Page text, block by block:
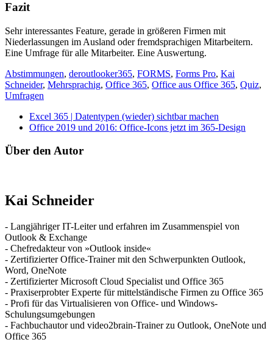
Fazit
Sehr interessantes Feature, gerade in größeren Firmen mit
Niederlassungen im Ausland oder fremdsprachigen Mitarbeitern.
Eine Umfrage für alle Mitarbeiter. Eine Auswertung.
Abstimmungen, deroutlooker365, FORMS, Forms Pro, Kai
Schneider, Mehrsprachig, Office 365, Office aus Office 365, Quiz,
Umfragen
Excel 365 | Datentypen (wieder) sichtbar machen
Office 2019 und 2016: Office-Icons jetzt im 365-Design
Über den Autor
Kai Schneider
- Langjähriger IT-Leiter und erfahren im Zusammenspiel von
Outlook & Exchange
- Chefredakteur von »Outlook inside«
- Zertifizierter Office-Trainer mit den Schwerpunkten Outlook,
Word, OneNote
- Zertifizierter Microsoft Cloud Specialist und Office 365
- Praxiserprobter Experte für mittelständische Firmen zu Office 365
- Profi für das Virtualisieren von Office- und Windows-
Schulungsumgebungen
- Fachbuchautor und video2brain-Trainer zu Outlook, OneNote und
Office 365